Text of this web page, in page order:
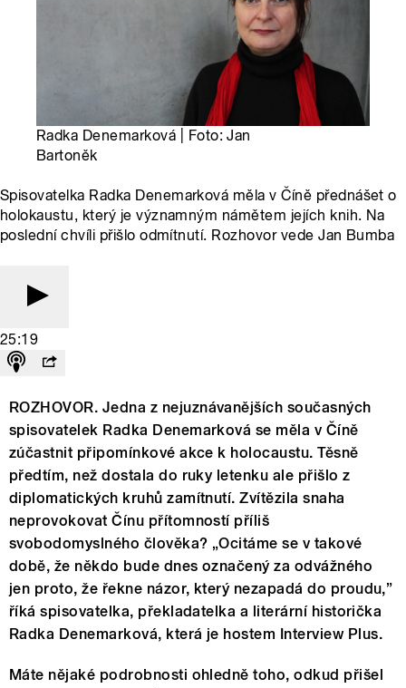
Radka Denemarková | Foto: Jan
Bartoněk
Spisovatelka Radka Denemarková měla v Číně přednášet o
holokaustu, který je významným námětem jejích knih. Na
poslední chvíli přišlo odmítnutí. Rozhovor vede Jan Bumba
25:19
ROZHOVOR. Jedna z nejuznávanějších současných
spisovatelek Radka Denemarková se měla v Číně
zúčastnit připomínkové akce k holocaustu. Těsně
předtím, než dostala do ruky letenku ale přišlo z
diplomatických kruhů zamítnutí. Zvítězila snaha
neprovokovat Čínu přítomností příliš
svobodomyslného člověka? „Ocitáme se v takové
době, že někdo bude dnes označený za odvážného
jen proto, že řekne názor, který nezapadá do proudu,”
říká spisovatelka, překladatelka a literární historička
Radka Denemarková, která je hostem Interview Plus.
Máte nějaké podrobnosti ohledně toho, odkud přišel